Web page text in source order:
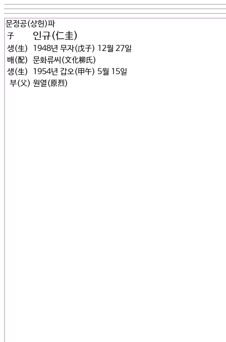
문정공(상헌)파
子
인규(仁圭)
생(生)
1948년 무자(戊子) 12월 27일
배(配) 문화류씨(文化柳氏)
생(生)
1954년 갑오(甲午) 5월 15일
부(父) 원열(原烈)